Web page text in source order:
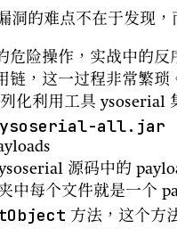
洞的难点不在于发现
危险操作，实战中的
链，这一过程非常繁琐
化利用工具 ysoserial
源码中的
中每个文件就是一个
方法，这个方